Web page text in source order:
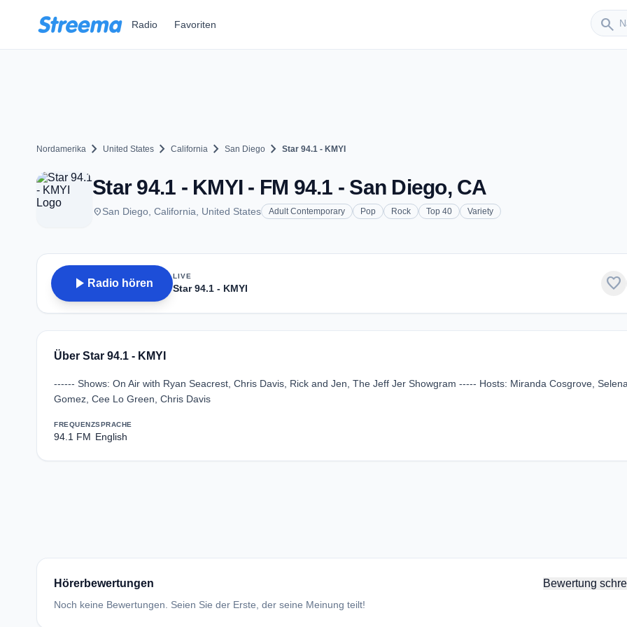
Radio Favoriten search
Sender
Nordamerika chevron_right United States chevron_right California chevron_right San Diego chevron_right Star 94.1 - KMYI
Star 94.1 - KMYI - FM 94.1 - San Diego, CA
placeSan Diego, California, United States Adult Contemporary Pop Rock Top 40 Variety
play_arrow Radio hören
LIVE
Star 94.1 - KMYI favorite
Über Star 94.1 - KMYI
------ Shows: On Air with Ryan Seacrest, Chris Davis, Rick and Jen, The Jeff Jer Showgram ----- Hosts: Miranda Cosgrove, Selena
Gomez, Cee Lo Green, Chris Davis
FREQUENZ
94.1 FM
SPRACHE
English
Hörerbewertungen Bewertung
Noch keine Bewertungen. Seien Sie der Erste, der seine Meinung teilt!